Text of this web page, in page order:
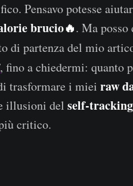
Pensavo potesse
brucio🔥. Ma
di partenza del mio
, fino a chiedermi: quanto
trasformare i miei raw
illusioni del self-
critico.